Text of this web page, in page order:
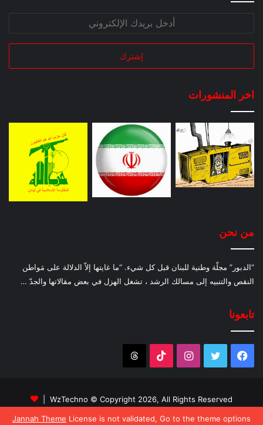
Jannah Theme License is not validated, Go to the theme options
اخر المنشورات
من نحن
“الدبور” مجلّة وطنية للبنان قبل كل شيء. “ما غايتها إلاّ الدلالة على مَواطن
النقص والتنبيه إلى مسالك الرشد ، تشغل الهزل في بعض مقالاتها والجدّ …
تابعونا
فيسبوك تويتر انستقرام‫TikTok
WzTechno © Copyright 2026, All Rights Reserved |